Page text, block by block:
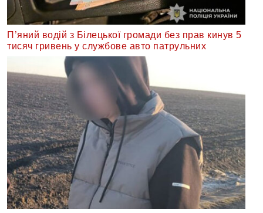
П’яний водій з Білецької громади без прав кинув 5
тисяч гривень у службове авто патрульних